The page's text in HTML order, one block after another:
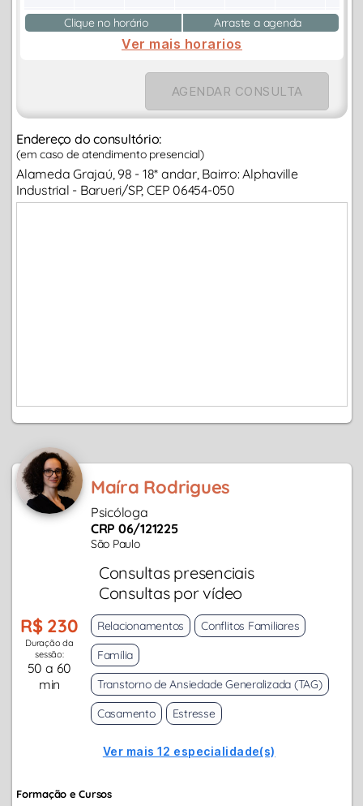
Clique no horário Arraste a agenda
Ver mais horarios
AGENDAR CONSULTA
Endereço do consultório:
(em caso de atendimento presencial)
Alameda Grajaú, 98 - 18* andar, Bairro: Alphaville
Industrial - Barueri/SP, CEP 06454-050
Maíra Rodrigues
Psicóloga
CRP 06/121225
São Paulo
Consultas presenciais
Consultas por vídeo
R$ 230
Duração da
sessão:
50 a 60
min
Relacionamentos
Conflitos Familiares
Família
Transtorno de Ansiedade Generalizada (TAG)
Casamento
Estresse
Ver mais 12 especialidade(s)
Formação e Cursos